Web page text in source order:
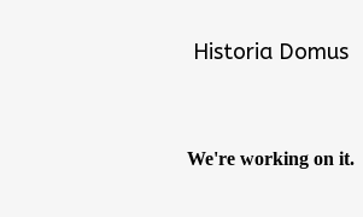
Historia Domus